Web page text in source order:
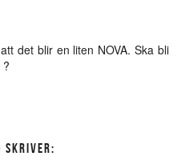
det blir en liten NOVA. Ska bli
SKRIVER: